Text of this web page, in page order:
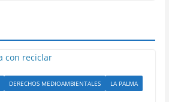
DERECHOS MEDIOAMBIENTALES
LA PALMA